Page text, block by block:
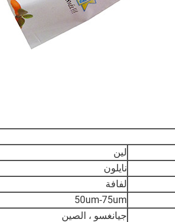
لين
نايلون
لفافة
50um-75um
جيانغسو ، الصين